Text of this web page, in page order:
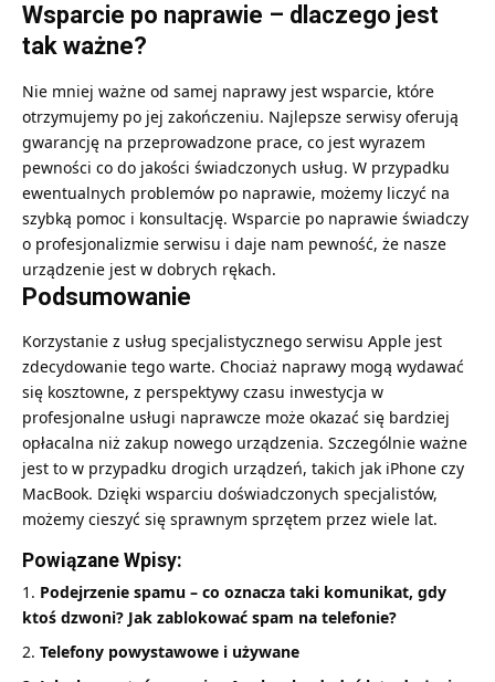
Wsparcie po naprawie – dlaczego jest
tak ważne?
Nie mniej ważne od samej naprawy jest wsparcie, które
otrzymujemy po jej zakończeniu. Najlepsze serwisy oferują
gwarancję na przeprowadzone prace, co jest wyrazem
pewności co do jakości świadczonych usług. W przypadku
ewentualnych problemów po naprawie, możemy liczyć na
szybką pomoc i konsultację. Wsparcie po naprawie świadczy
o profesjonalizmie serwisu i daje nam pewność, że nasze
urządzenie jest w dobrych rękach.
Podsumowanie
Korzystanie z usług specjalistycznego serwisu Apple jest
zdecydowanie tego warte. Chociaż naprawy mogą wydawać
się kosztowne, z perspektywy czasu inwestycja w
profesjonalne usługi naprawcze może okazać się bardziej
opłacalna niż zakup nowego urządzenia. Szczególnie ważne
jest to w przypadku drogich urządzeń, takich jak iPhone czy
MacBook. Dzięki wsparciu doświadczonych specjalistów,
możemy cieszyć się sprawnym sprzętem przez wiele lat.
Powiązane Wpisy:
Podejrzenie spamu – co oznacza taki komunikat, gdy
ktoś dzwoni? Jak zablokować spam na telefonie?
Telefony powystawowe i używane